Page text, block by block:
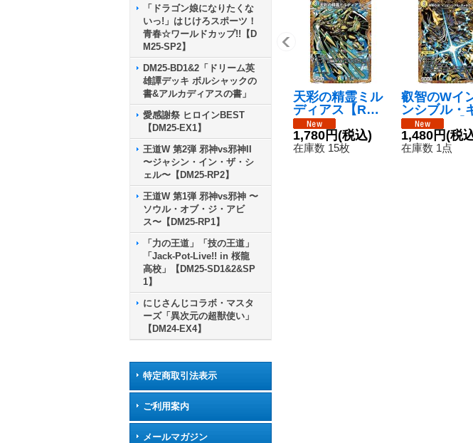
「ドラゴン娘になりたくな
いっ!」はじけろスポーツ！
青春☆ワールドカップ!!【D
M25-SP2】
DM25-BD1&2「ドリーム英
雄譚デッキ ボルシャックの
書&アルカディアスの書」
愛感謝祭 ヒロインBEST
【DM25-EX1】
王道W 第2弾 邪神vs邪神II
〜ジャシン・イン・ザ・シ
ェル〜【DM25-RP2】
王道W 第1弾 邪神vs邪神 〜
ソウル・オブ・ジ・アビ
ス〜【DM25-RP1】
「力の王道」「技の王道」
「Jack-Pot-Live!! in 桜龍
高校」【DM25-SD1&2&SP
1】
にじさんじコラボ・マスタ
ーズ「異次元の超獣使い」
【DM24-EX4】
特定商取引法表示
ご利用案内
メールマガジン
天彩の精霊ミル
ディアス【R】
{25BD2SP7/SP
7}《多》
1,780円(税込)
在庫数 15枚
叡智のWイ
ンシブル・
ラクシー【S
R】{26RP1
秘24}《光》
1,480円(税
在庫数 1点